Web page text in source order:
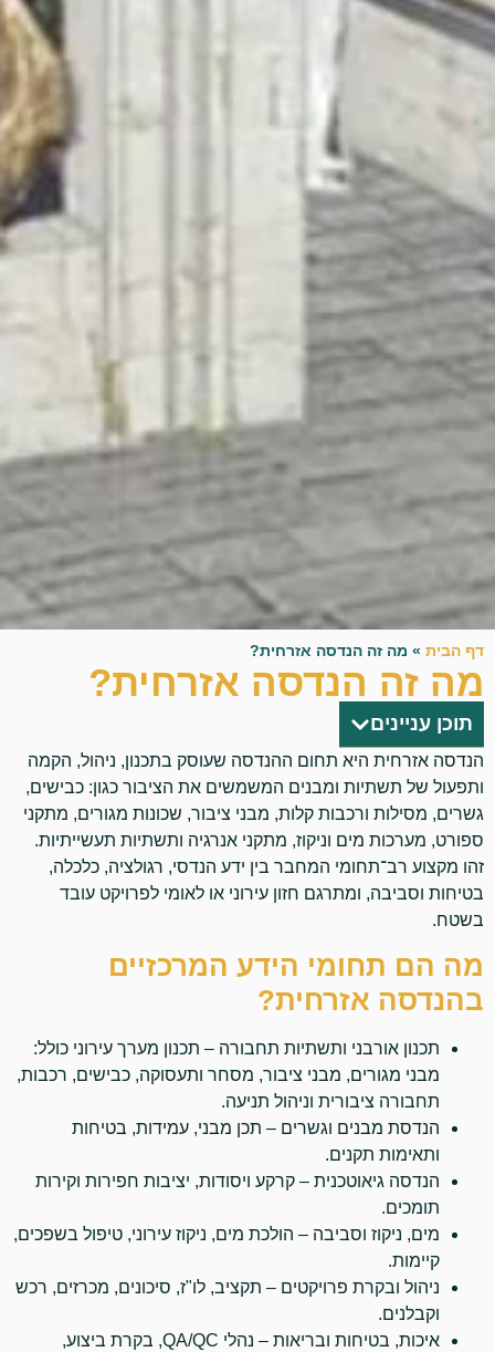
דף הבית » מה זה הנדסה אזרחית?
מה זה הנדסה אזרחית?
תוכן עניינים
הנדסה אזרחית היא תחום ההנדסה שעוסק בתכנון, ניהול, הקמה
ותפעול של תשתיות ומבנים המשמשים את הציבור כגון: כבישים,
גשרים, מסילות ורכבות קלות, מבני ציבור, שכונות מגורים, מתקני
ספורט, מערכות מים וניקוז, מתקני אנרגיה ותשתיות תעשייתיות.
זהו מקצוע רב־תחומי המחבר בין ידע הנדסי, רגולציה, כלכלה,
בטיחות וסביבה, ומתרגם חזון עירוני או לאומי לפרויקט עובד
בשטח.
מה הם תחומי הידע המרכזיים
בהנדסה אזרחית?
תכנון אורבני ותשתיות תחבורה – תכנון מערך עירוני כולל:
מבני מגורים, מבני ציבור, מסחר ותעסוקה, כבישים, רכבות,
תחבורה ציבורית וניהול תניעה.
הנדסת מבנים וגשרים – תכן מבני, עמידות, בטיחות
ותאימות תקנים.
הנדסה גיאוטכנית – קרקע ויסודות, יציבות חפירות וקירות
תומכים.
מים, ניקוז וסביבה – הולכת מים, ניקוז עירוני, טיפול בשפכים,
קיימות.
ניהול ובקרת פרויקטים – תקציב, לו"ז, סיכונים, מכרזים, רכש
וקבלנים.
איכות, בטיחות ובריאות – נהלי QA/QC, בקרת ביצוע,